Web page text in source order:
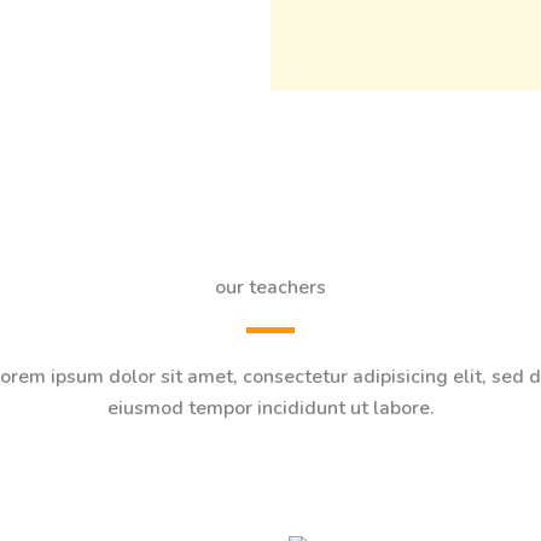
our teachers
ipsum dolor sit amet, consectetur adipisicing elit, sed
eiusmod tempor incididunt ut labore.